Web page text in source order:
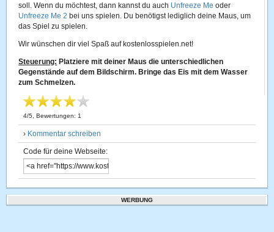
soll. Wenn du möchtest, dann kannst du auch Unfreeze Me oder
Unfreeze Me 2 bei uns spielen. Du benötigst lediglich deine Maus, um
das Spiel zu spielen.
Wir wünschen dir viel Spaß auf kostenlosspielen.net!
Steuerung: Platziere mit deiner Maus die unterschiedlichen
Gegenstände auf dem Bildschirm. Bringe das Eis mit dem Wasser
zum Schmelzen.
4/5 , Bewertungen: 1
› Kommentar schreiben
Code für deine Webseite:
WERBUNG